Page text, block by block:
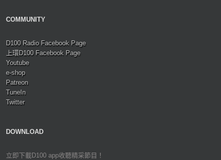
COMMUNITY
D100 Radio Facebook Page
上環D100 Facebook Page
Youtube
e-shop
Patreon
TuneIn
Twitter
DOWNLOAD
立即下載D100 app收聽精采節目！